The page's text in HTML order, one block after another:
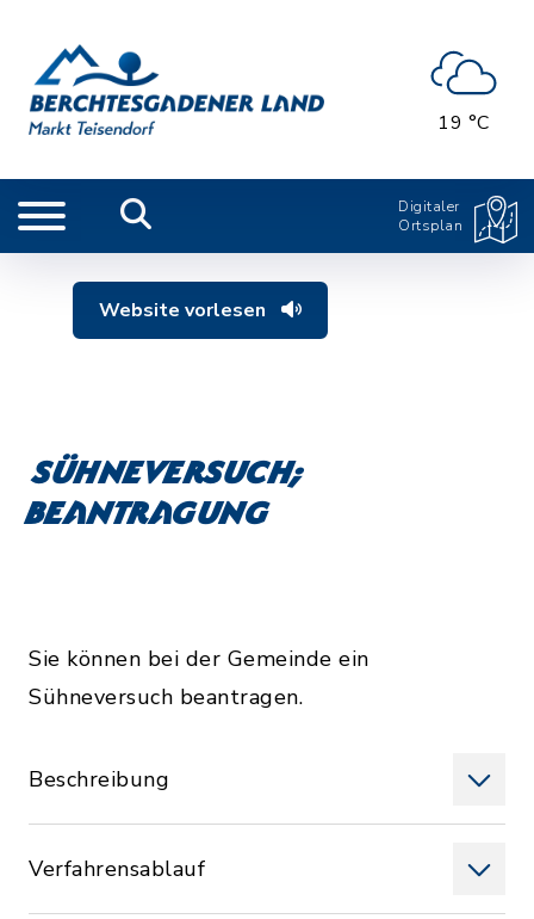
19 °C
Digitaler
Ortsplan
Website vorlesen
Sühneversuch;
Beantragung
Sie können bei der Gemeinde ein
Sühneversuch beantragen.
Beschreibung
Verfahrensablauf